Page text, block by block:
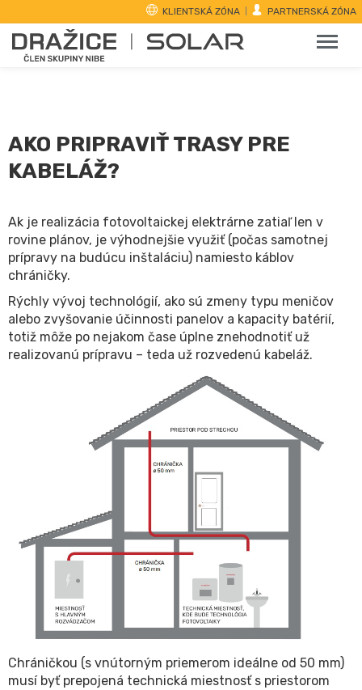
KLIENTSKÁ ZÓNA PARTNERSKÁ ZÓNA
AKO PRIPRAVIŤ TRASY PRE
KABELÁŽ?
Ak je realizácia fotovoltaickej elektrárne zatiaľ len v
rovine plánov, je výhodnejšie využiť (počas samotnej
prípravy na budúcu inštaláciu) namiesto káblov
chráničky.
Rýchly vývoj technológií, ako sú zmeny typu meničov
alebo zvyšovanie účinnosti panelov a kapacity batérií,
totiž môže po nejakom čase úplne znehodnotiť už
realizovanú prípravu – teda už rozvedenú kabeláž.
Chráničkou (s vnútorným priemerom ideálne od 50 mm)
musí byť prepojená technická miestnosť s priestorom